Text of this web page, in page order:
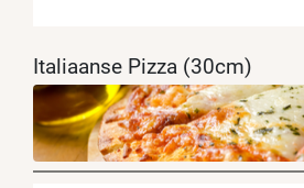
Italiaanse Pizza (30cm)